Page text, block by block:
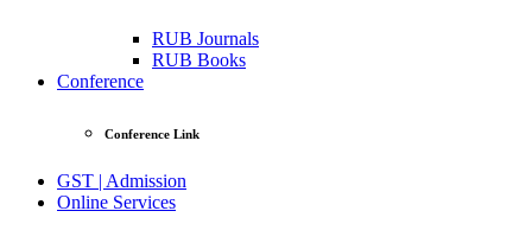
RUB Journals
RUB Books
Conference
Conference Link
GST | Admission
Online Services